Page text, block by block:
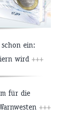
ein:
wird +++
für die
+++